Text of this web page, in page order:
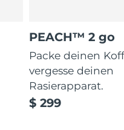
PEACH™ 2 go
Packe deinen
vergesse deinen
Rasierapparat.
$ 299